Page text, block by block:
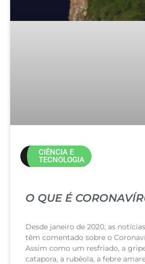
CIÊNCIA E
TECNOLOGIA
O QUE É
Desde janeiro de 2020, as
têm comentado sobre o
Assim como um resfriado, a
catapora, a rubéola, a febre